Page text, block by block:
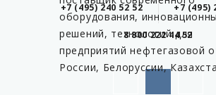
+7 (495) 240 52 52 +7 (495)
8 800 222 44 52
оборудования,
решений, технологий для
предприятий нефтегазовой
России, Белоруссии,